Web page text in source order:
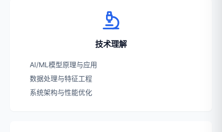
技术理解
AI/ML模型原理与应用
数据处理与特征工程
系统架构与性能优化